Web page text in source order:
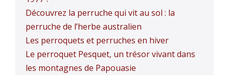
Découvrez la perruche qui vit au sol : la
perruche de l’herbe australien
Les perroquets et perruches en hiver
Le perroquet Pesquet, un trésor vivant dans
les montagnes de Papouasie